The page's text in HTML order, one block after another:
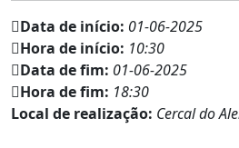
Data de início: 01-06-2025
Hora de início: 10:30
Data de fim: 01-06-2025
Hora de fim: 18:30
Local de realização: Cercal do